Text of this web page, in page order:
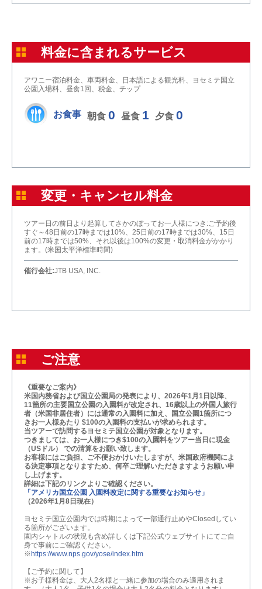
料金に含まれるサービス
アワニー宿泊料金、車両料金、日本語による観光料、ヨセミテ国立
公園入場料、昼食1回、税金、チップ
お食事 朝食 0 昼食 1 夕食 0
変更・キャンセル料金
ツアー日の前日より起算してさかのぼってお一人様につき:ご予約後
すぐ～48日前の17時までは10%、25日前の17時までは30%、15日
前の17時までは50%、それ以後は100%の変更・取消料金がかかり
ます。(米国太平洋標準時間)
催行会社:JTB USA, INC.
ご注意
《重要なご案内》
米国内務省および国立公園局の発表により、2026年1月1日以降、
11箇所の主要国立公園の入園料が改定され、16歳以上の外国人旅行
者（米国非居住者）には通常の入園料に加え、国立公園1箇所につ
きお一人様あたり $100の入園料の支払いが求められます。
当ツアーで訪問するヨセミテ国立公園が対象となります。
つきましては、お一人様につき$100の入園料をツアー当日に現金
（USドル） での清算をお願い致します。
お客様にはご負担、ご不便おかけいたしますが、米国政府機関によ
る決定事項となりますため、何卒ご理解いただきますようお願い申
し上げます。
詳細は下記のリンクよりご確認ください。
「アメリカ国立公園 入園料改定に関する重要なお知らせ」
（2026年1月8日現在）
ヨセミテ国立公園内では時期によって一部通行止めやClosedしてい
る箇所がございます。
園内シャトルの状況も含め詳しくは下記公式ウェブサイトにてご自
身で事前にご確認ください。
※ https://www.nps.gov/yose/index.htm
【ご予約に関して】
※お子様料金は、大人2名様と一緒に参加の場合のみ適用されま